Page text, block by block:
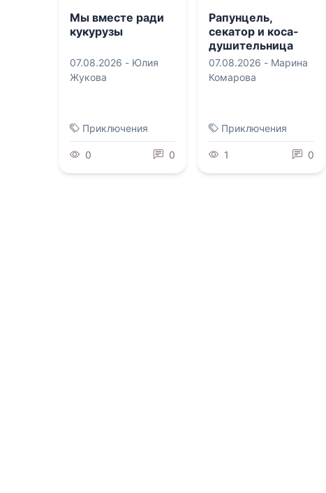
Мы вместе ради
кукурузы
07.08.2026 - Юлия
Жукова
Приключения
0 0
Рапунцель,
секатор и коса-
душительница
07.08.2026 - Марина
Комарова
Приключения
1 0